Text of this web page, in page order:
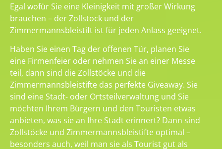
Egal wofür Sie eine Kleinigkeit mit großer Wirkung
brauchen – der Zollstock und der
Zimmermannsbleistift ist für jeden Anlass geeignet.
Haben Sie einen Tag der offenen Tür, planen Sie
eine Firmenfeier oder nehmen Sie an einer Messe
teil, dann sind die Zollstöcke und die
Zimmermannsbleistifte das perfekte Giveaway. Sie
sind eine Stadt- oder Ortsteilverwaltung und Sie
möchten Ihrem Bürgern und den Touristen etwas
anbieten, was sie an Ihre Stadt erinnert? Dann sind
Zollstöcke und Zimmermannsbleistifte optimal –
besonders auch, weil man sie als Tourist gut als